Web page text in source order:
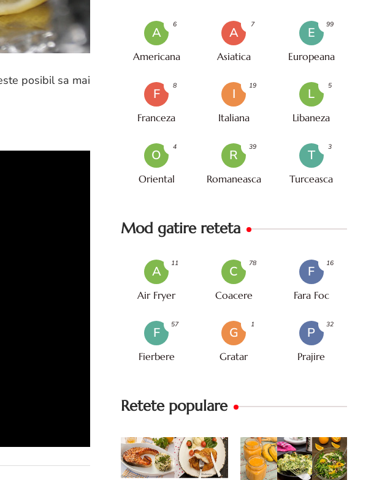
posibil sa mai
A
Americana
6
A
Asiatica
7
E
Europeana
99
F
Franceza
8
I
Italiana
19
L
Libaneza
5
O
Oriental
4
R
Romaneasca
39
T
Turceasca
3
Mod gatire reteta
A
Air Fryer
11
C
Coacere
78
F
Fara Foc
16
F
Fierbere
57
G
Gratar
1
P
Prajire
32
Retete populare